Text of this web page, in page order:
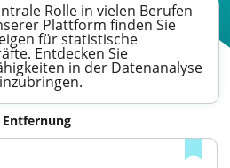
Rolle in vielen Berufen
Plattform finden Sie
für statistische
Entdecken Sie
in der Datenanalyse
Entfernung